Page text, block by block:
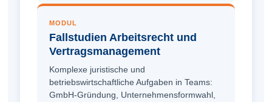
MODUL
Fallstudien Arbeitsrecht und
Vertrags­management
Komplexe juristische und
betriebswirtschaftliche Aufgaben in Teams:
GmbH-Gründung, Unternehmens­formwahl,